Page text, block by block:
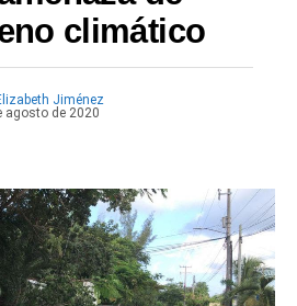
climático
Jiménez
agosto de 2020